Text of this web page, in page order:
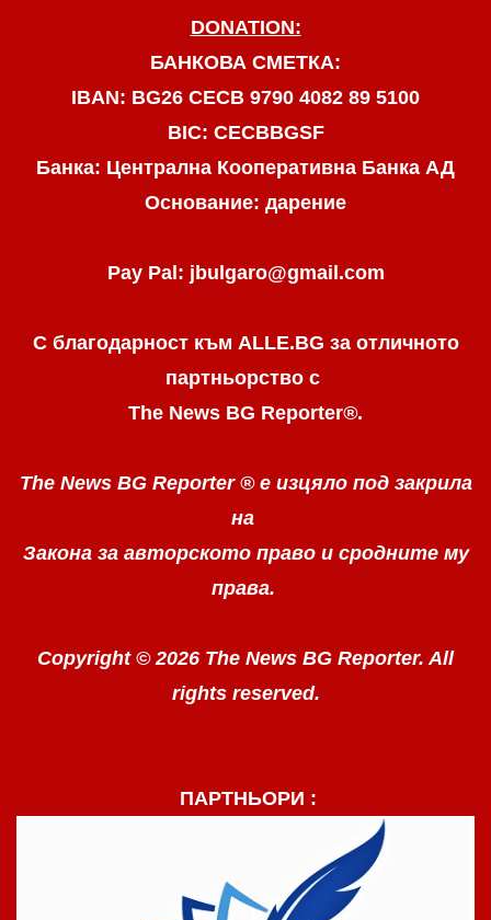
DONATION:
БАНКОВА СМЕТКА:
IBAN: BG26 CECB 9790 4082 89 5100
BIC: CECBBGSF
Банка: Централна Кооперативна Банка АД
Основание: дарение
Pay Pal: jbulgaro@gmail.com
С благодарност към ALLE.BG за отличното
партньорство с
The News BG Reporter®.
The News BG Reporter ® е изцяло под закрила
на
Закона за авторското право и сродните му
права.
Copyright © 2026 The News BG Reporter. All
rights reserved.
ПАРТНЬОРИ :